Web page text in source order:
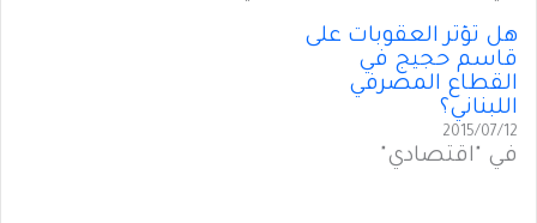
هل تؤثِّر العقوبات على
قاسم حجيج في
القطاع المصرفي
اللبناني؟
2015/07/12
في "اقتصادي"